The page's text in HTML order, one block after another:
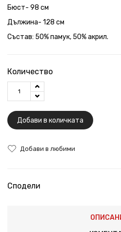
Бюст- 98 см
Дължина- 128 см
Състав: 50% памук, 50% акрил.
Количество
Добави в количката
Добави в любими
Сподели